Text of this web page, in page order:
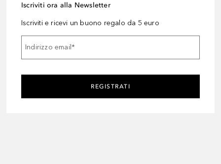
Iscriviti ora alla Newsletter
Iscriviti e ricevi un buono regalo da 5 euro
Indirizzo email*
REGISTRATI